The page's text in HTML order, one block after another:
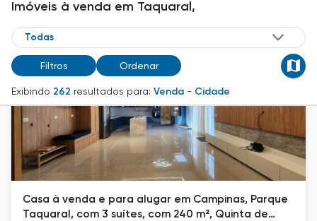
Imóveis à venda em Taquaral,
Filtros Ordenar
Exibindo 262 resultados para: Venda - Cidade
R$ 660.000
Casa à venda e para alugar em Campinas, Parque
Taquaral, com 3 suítes, com 240 m², Quinta de